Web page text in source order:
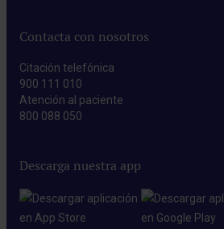
Contacta con nosotros
Citación telefónica
900 111 010
Atención al paciente
800 088 050
Descarga nuestra app